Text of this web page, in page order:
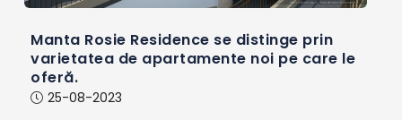
Manta Rosie Residence se distinge prin
varietatea de apartamente noi pe care le
oferă.
25-08-2023